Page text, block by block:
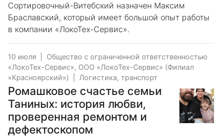
Сортировочный-Витебский назначен Максим
Браславский, который имеет большой опыт работы
в компании «ЛокоТех-Сервис».
10 июля
Общество с ограниченной ответственностью
«ЛокоТех-Сервис», ООО «ЛокоТех-Сервис» (Филиал
«Красноярский»)
Логистика, транспорт
Ромашковое счастье семьи
Таниных: история любви,
проверенная ремонтом и
дефектоскопом